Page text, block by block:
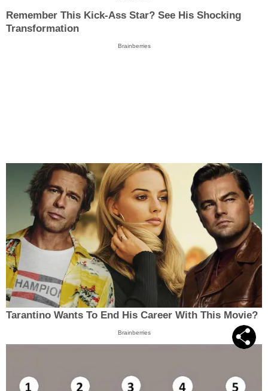
Remember This Kick-Ass Star? See His Shocking
Transformation
Brainberries
Tarantino Wants To End His Career With This Movie?
Brainberries